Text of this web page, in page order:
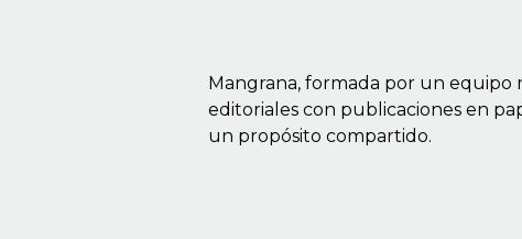
Mangrana, formada por un equipo
editoriales con publicaciones en
un propósito compartido.